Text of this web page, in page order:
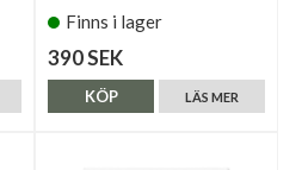
Finns i lager
390 SEK
LÄS MER
KÖP